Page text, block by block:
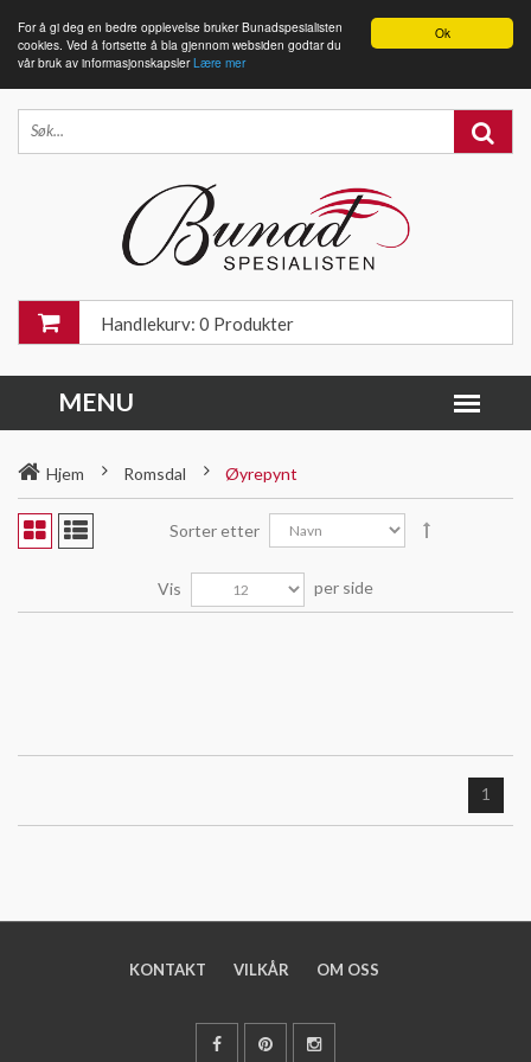
Ok
For å gi deg en bedre opplevelse bruker Bunadspesialisten
cookies. Ved å fortsette å bla gjennom websiden godtar du
vår bruk av informasjonskapslerLære mer
Handlekurv: 0 Produkter
Hjem Romsdal Øyrepynt
Sorter etter
Vis per side
1
KONTAKT VILKÅR OM OSS